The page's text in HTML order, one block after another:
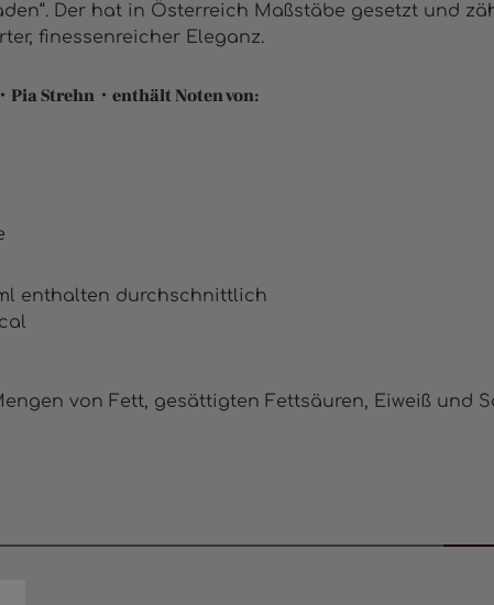
Der hat in Österreich Maßstäbe gesetzt und
finessenreicher Eleganz.
Pia Strehn・enthält Noten von:
enthalten durchschnittlich
von Fett, gesättigten Fettsäuren, Eiweiß und